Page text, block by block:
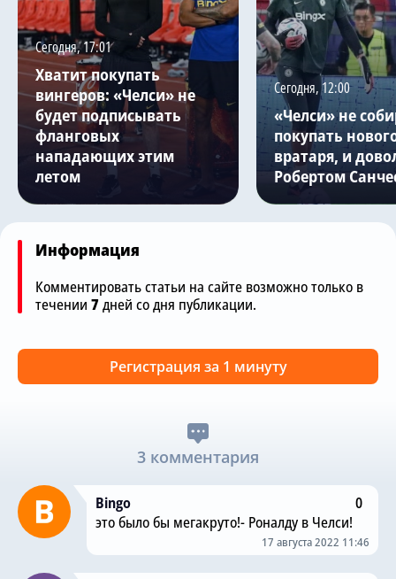
Сегодня, 17:01
Хватит покупать
вингеров: «Челси» не
будет подписывать
фланговых
нападающих этим
летом
Сегодня, 12:00
«Челси» не
покупать
вратаря, и
Робертом
Информация
Комментировать статьи на сайте возможно только в
течении 7дней со дня публикации.
Регистрация за 1 минуту
3 комментария
Bingo
0
это было бы мегакруто!- Роналду в Челси!
17 августа 2022 11:46